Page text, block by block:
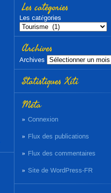
Les catégories
Les catégories
Archives
Archives
Statistiques Xiti
Méta
Connexion
Flux des publications
Flux des commentaires
Site de WordPress-FR